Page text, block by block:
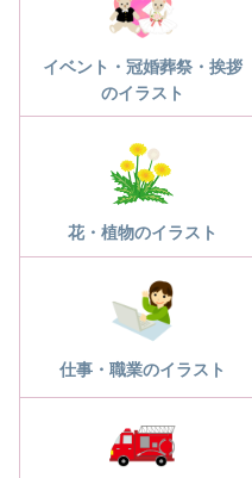
イベント・冠婚葬祭・挨拶
のイラスト
花・植物のイラスト
仕事・職業のイラスト